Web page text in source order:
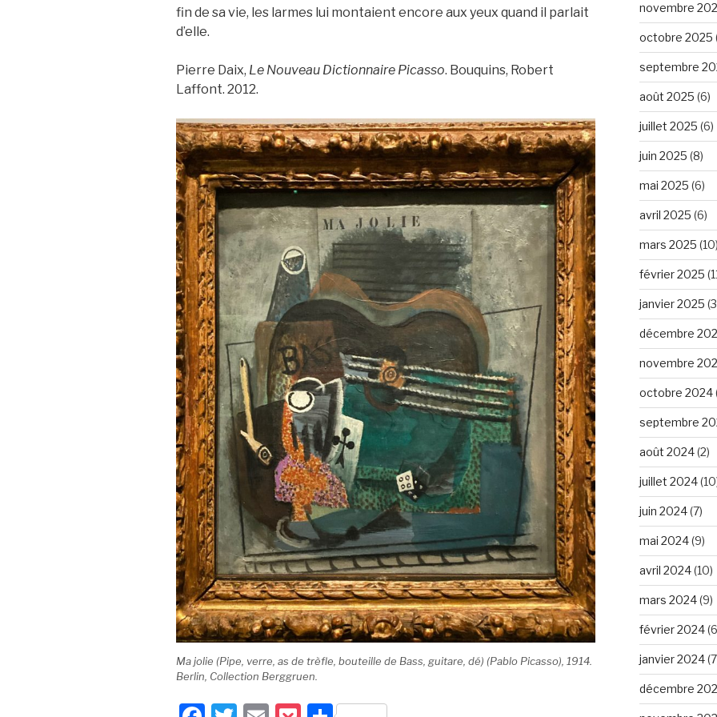
fin de sa vie, les larmes lui montaient encore aux yeux quand il parlait
d’elle.
Pierre Daix, Le Nouveau Dictionnaire Picasso. Bouquins, Robert
Laffont. 2012.
Ma jolie (Pipe, verre, as de trèfle, bouteille de Bass, guitare, dé) (Pablo Picasso), 1914.
Berlin, Collection Berggruen.
novembre
octobre 2025
septembre
août 2025 (6)
juillet 2025 (6)
juin 2025 (8)
mai 2025 (6)
avril 2025 (6)
mars 2025 (10)
février 2025
janvier 2025
décembre
novembre
octobre 2024
septembre
août 2024(2)
juillet 2024
juin 2024(7)
mai 2024(9)
avril 2024(10)
mars 2024(9)
février 2024
janvier 2024
décembre